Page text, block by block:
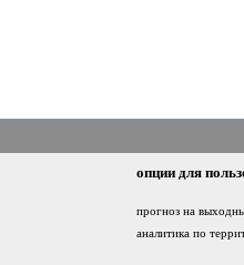
опции для
прогноз на
аналитика по